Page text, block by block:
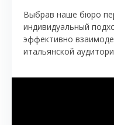
Выбрав наше бюро
индивидуальный
эффективно
итальянской